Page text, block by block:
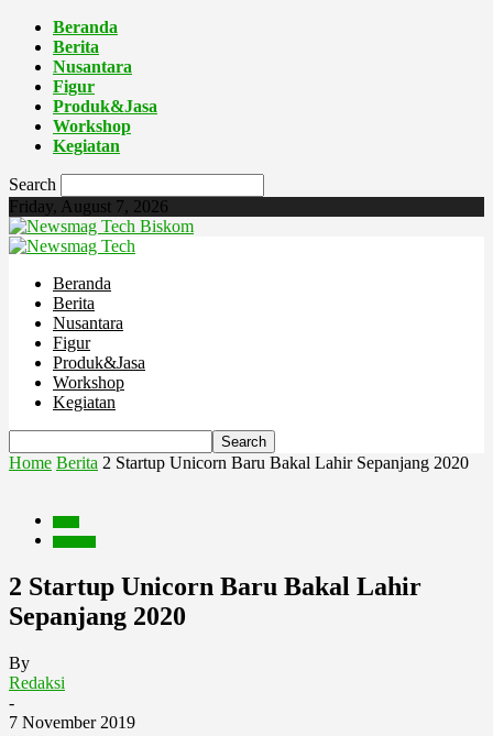
Beranda
Berita
Nusantara
Figur
Produk&Jasa
Workshop
Kegiatan
Search
Friday, August 7, 2026
Biskom
Beranda
Berita
Nusantara
Figur
Produk&Jasa
Workshop
Kegiatan
Home Berita 2 Startup Unicorn Baru Bakal Lahir Sepanjang 2020
2 Startup Unicorn Baru Bakal Lahir
Sepanjang 2020
By
Redaksi
-
7 November 2019